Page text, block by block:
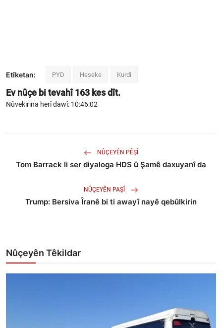
Etîketan: PYD Heseke Kurdi
Ev nûçe bi tevahî163 kes dît.
Nûvekirina herî dawî: 10:46:02
NÛÇEYÊN PÊŞÎ
Tom Barrack li ser diyaloga HDS û Şamê daxuyanî da
NÛÇEYÊN PAŞÎ
Trump: Bersiva Îranê bi ti awayî nayê qebûlkirin
Nûçeyên Têkildar